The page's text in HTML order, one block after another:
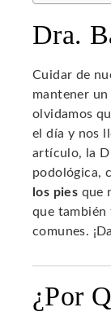
Dra.
Cuidar de
mantener
olvidamos
el día y nos
artículo, la
podológica,
los pies que
que también
comunes.
¿Por